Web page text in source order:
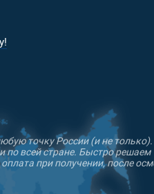
точку России (и не только).
по всей стране. Быстро решаем
при получении, после